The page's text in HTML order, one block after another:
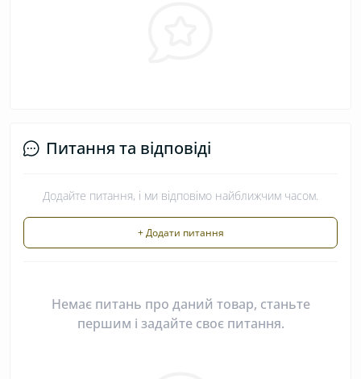
Питання та відповіді
Додайте питання, і ми відповімо найближчим часом.
+ Додати питання
Немає питань про даний товар, станьте
першим і задайте своє питання.